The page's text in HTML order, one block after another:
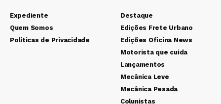
Expediente
Quem Somos
Políticas de Privacidade
Destaque
Edições Frete Urbano
Edições Oficina News
Motorista que cuida
Lançamentos
Mecânica Leve
Mecânica Pesada
Colunistas